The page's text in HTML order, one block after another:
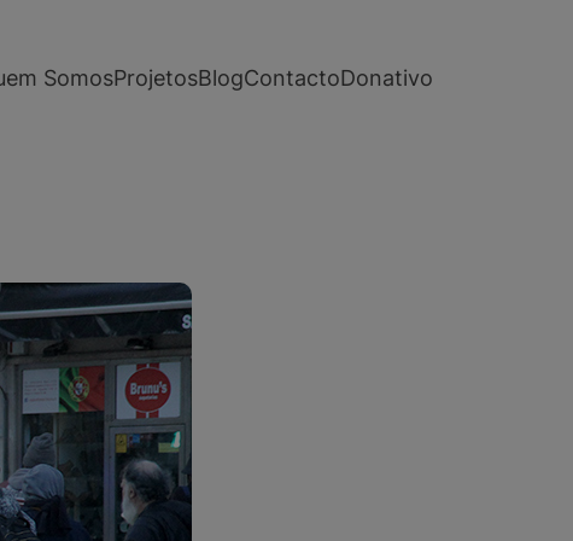
SomosProjetosBlogContactoDonativo